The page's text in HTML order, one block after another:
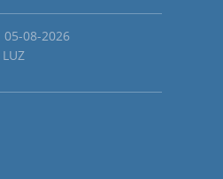
05-08-2026